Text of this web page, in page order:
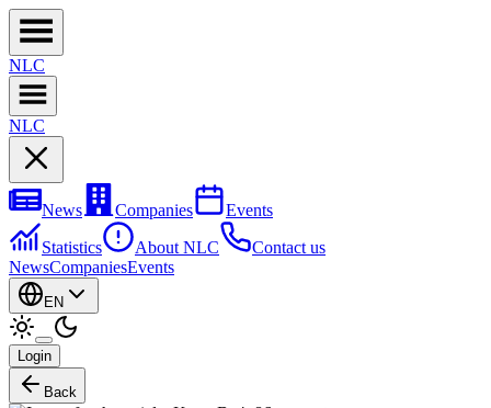
NLC
NLC
News Companies
Events
Statistics
About NLC
Contact us
NewsCompaniesEvents
EN
Login
Back